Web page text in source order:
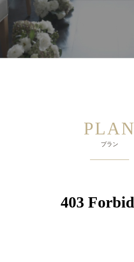
PLAN
プラン